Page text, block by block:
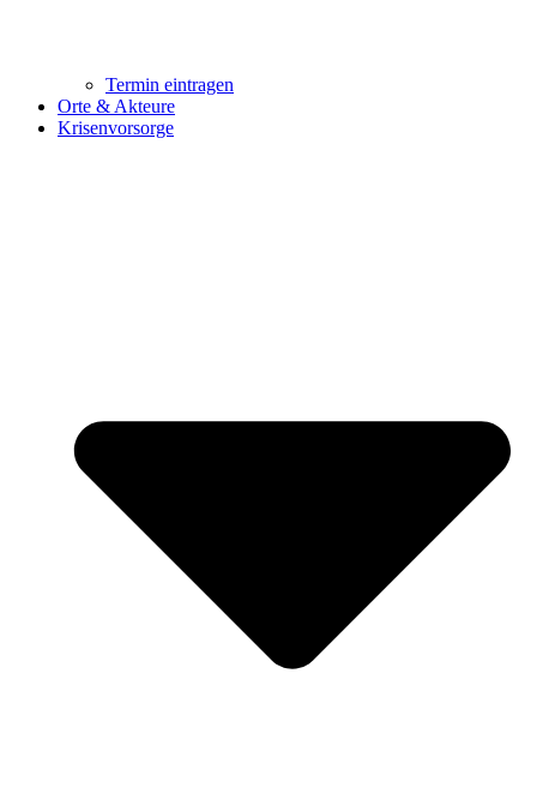
Termin eintragen
Orte & Akteure
Krisenvorsorge